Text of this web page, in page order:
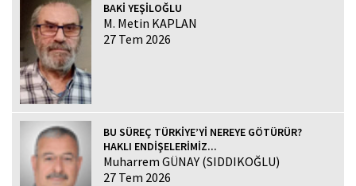
BAKİ YEŞİLOĞLU
M. Metin KAPLAN
27 Tem 2026
BU SÜREÇ TÜRKİYE’Yİ NEREYE GÖTÜRÜR?
HAKLI ENDİŞELERİMİZ...
Muharrem GÜNAY (SIDDIKOĞLU)
27 Tem 2026